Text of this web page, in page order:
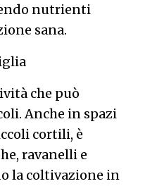
nutrienti
sana.
che può
Anche in spazi
cortili, è
ravanelli e
la coltivazione in